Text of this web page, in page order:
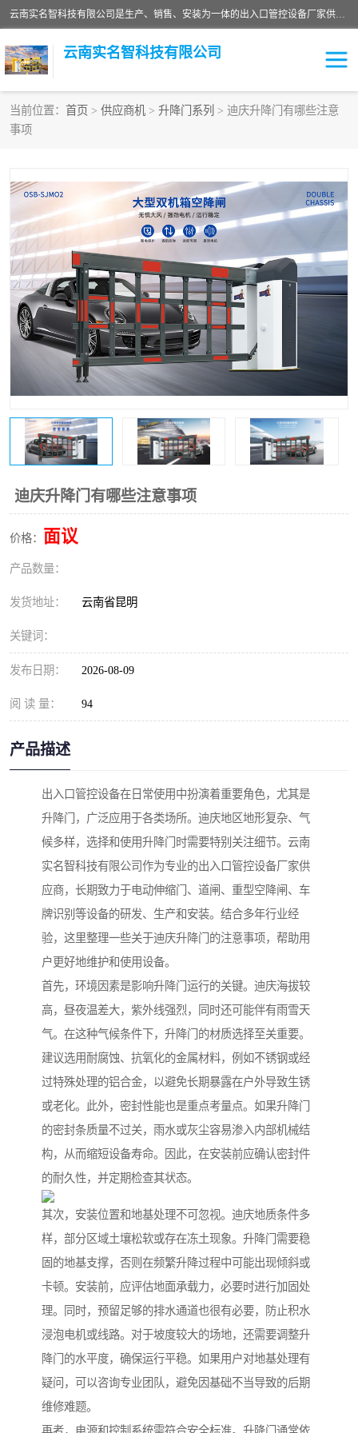
云南实名智科技有限公司是生产、销售、安装为一体的出入口管控设备厂家供应商。主营:电动伸缩门、道闸、广告道闸、重型空降闸、车牌识别、门禁通道、升降柱、岗亭、旗杆等智能设备。主营产品: 电动伸缩门,道闸门禁,车牌识别 生产、销售、安装为一体的出入口管控设备厂家源头供应商。
云南实名智科技有限公司
当前位置： 首页 > 供应商机 > 升降门系列 > 迪庆升降门有哪些注意
事项
迪庆升降门有哪些注意事项
价格： 面议
产品数量：
发货地址： 云南省昆明
关键词：
发布日期： 2026-08-09
阅 读 量： 94
产品描述
出入口管控设备在日常使用中扮演着重要角色，尤其是
升降门，广泛应用于各类场所。迪庆地区地形复杂、气
候多样，选择和使用升降门时需要特别关注细节。云南
实名智科技有限公司作为专业的出入口管控设备厂家供
应商，长期致力于电动伸缩门、道闸、重型空降闸、车
牌识别等设备的研发、生产和安装。结合多年行业经
验，这里整理一些关于迪庆升降门的注意事项，帮助用
户更好地维护和使用设备。
首先，环境因素是影响升降门运行的关键。迪庆海拔较
高，昼夜温差大，紫外线强烈，同时还可能伴有雨雪天
气。在这种气候条件下，升降门的材质选择至关重要。
建议选用耐腐蚀、抗氧化的金属材料，例如不锈钢或经
过特殊处理的铝合金，以避免长期暴露在户外导致生锈
或老化。此外，密封性能也是重点考量点。如果升降门
的密封条质量不过关，雨水或灰尘容易渗入内部机械结
构，从而缩短设备寿命。因此，在安装前应确认密封件
的耐久性，并定期检查其状态。
其次，安装位置和地基处理不可忽视。迪庆地质条件多
样，部分区域土壤松软或存在冻土现象。升降门需要稳
固的地基支撑，否则在频繁升降过程中可能出现倾斜或
卡顿。安装前，应评估地面承载力，必要时进行加固处
理。同时，预留足够的排水通道也很有必要，防止积水
浸泡电机或线路。对于坡度较大的场地，还需要调整升
降门的水平度，确保运行平稳。如果用户对地基处理有
疑问，可以咨询专业团队，避免因基础不当导致的后期
维修难题。
车牌识别门系列
广告道闸系列 普通道闸系列
升降门系列 通道闸系列
小门系列 伸缩门